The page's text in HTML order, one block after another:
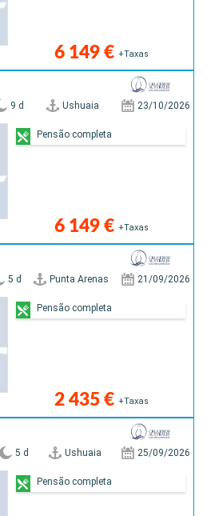
6 149 € +Taxas
9 d Ushuaia 23/10/2026
6 149 € +Taxas
Pensão completa
5 d Punta Arenas 21/09/2026
2 435 € +Taxas
Pensão completa
5 d Ushuaia 25/09/2026
Pensão completa